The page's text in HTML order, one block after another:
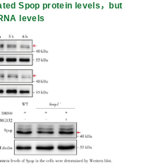
Spop protein levels，but
levels